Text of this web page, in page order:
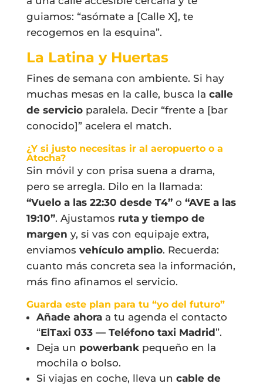
guiamos: “asómate a [Calle X], te
recogemos en la esquina”.
La Latina y Huertas
Fines de semana con ambiente. Si hay
muchas mesas en la calle, busca la calle
de servicioparalela. Decir “frente a [bar
conocido]” acelera el match.
¿Y si justo necesitas ir al aeropuerto o a
Atocha?
Sin móvil y con prisa suena a drama,
pero se arregla. Dilo en la llamada:
“Vuelo a las 22:30 desde T4”o “AVE a las
19:10”. Ajustamos ruta y tiempo de
margen y, si vas con equipaje extra,
enviamos vehículo amplio. Recuerda:
cuanto más concreta sea la información,
más fino afinamos el servicio.
Guarda este plan para tu “yo del futuro”
Añade ahoraa tu agenda el contacto
“ElTaxi 033 — Teléfono taxi Madrid”.
Deja un powerbankpequeño en la
mochila o bolso.
Si viajas en coche, lleva un cable de